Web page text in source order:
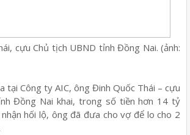
cựu Chủ tịch UBND tỉnh Đồng Nai. (ảnh:
tại Công ty AIC, ông Đinh Quốc Thái – cựu
Đồng Nai khai, trong số tiền hơn 14 tỷ
hối lộ, ông đã đưa cho vợ để lo cho 2